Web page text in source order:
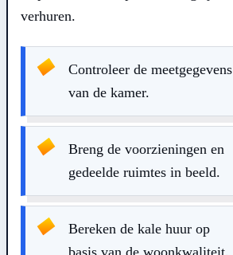
verhuren.
Controleer de meetgegevens
van de kamer.
Breng de voorzieningen en
gedeelde ruimtes in beeld.
Bereken de kale huur op